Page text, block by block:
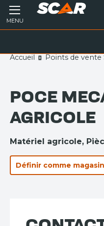
MENU
Accueil Points de vente
POCE
AGRICOLE
Définir comme
Matériel agricole